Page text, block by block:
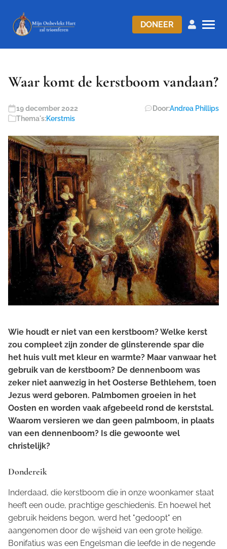
DONEER
Waar komt de kerstboom vandaan?
19 december 2022 Door:Andrea Phillips
Thema's:Kerstmis
Wie houdt er niet van een kerstboom? Welke kerst
zou compleet zijn zonder de glinsterende spar die
het huis vult met kleur en warmte? Maar vanwaar het
gebruik van de kerstboom? De dennenboom was
zeker niet aanwezig in het Oosterse Bethlehem, toen
Jezus werd geboren. Palmbomen groeien in het
Oosten en worden vaak afgebeeld rond de kerststal.
Waarom versieren we dan geen palmboom, in plaats
van een dennenboom? Is die gewoonte wel
christelijk?
Dondereik
Inderdaad, die kerstboom die in onze woonkamer staat
heeft een oude, prachtige geschiedenis. En hoewel het
gebruik heidens begon, werd het "gedoopt" en
aangenomen door de wijsheid van een grote heilige.
Bonifatius was een Engelsman die leefde in de negende